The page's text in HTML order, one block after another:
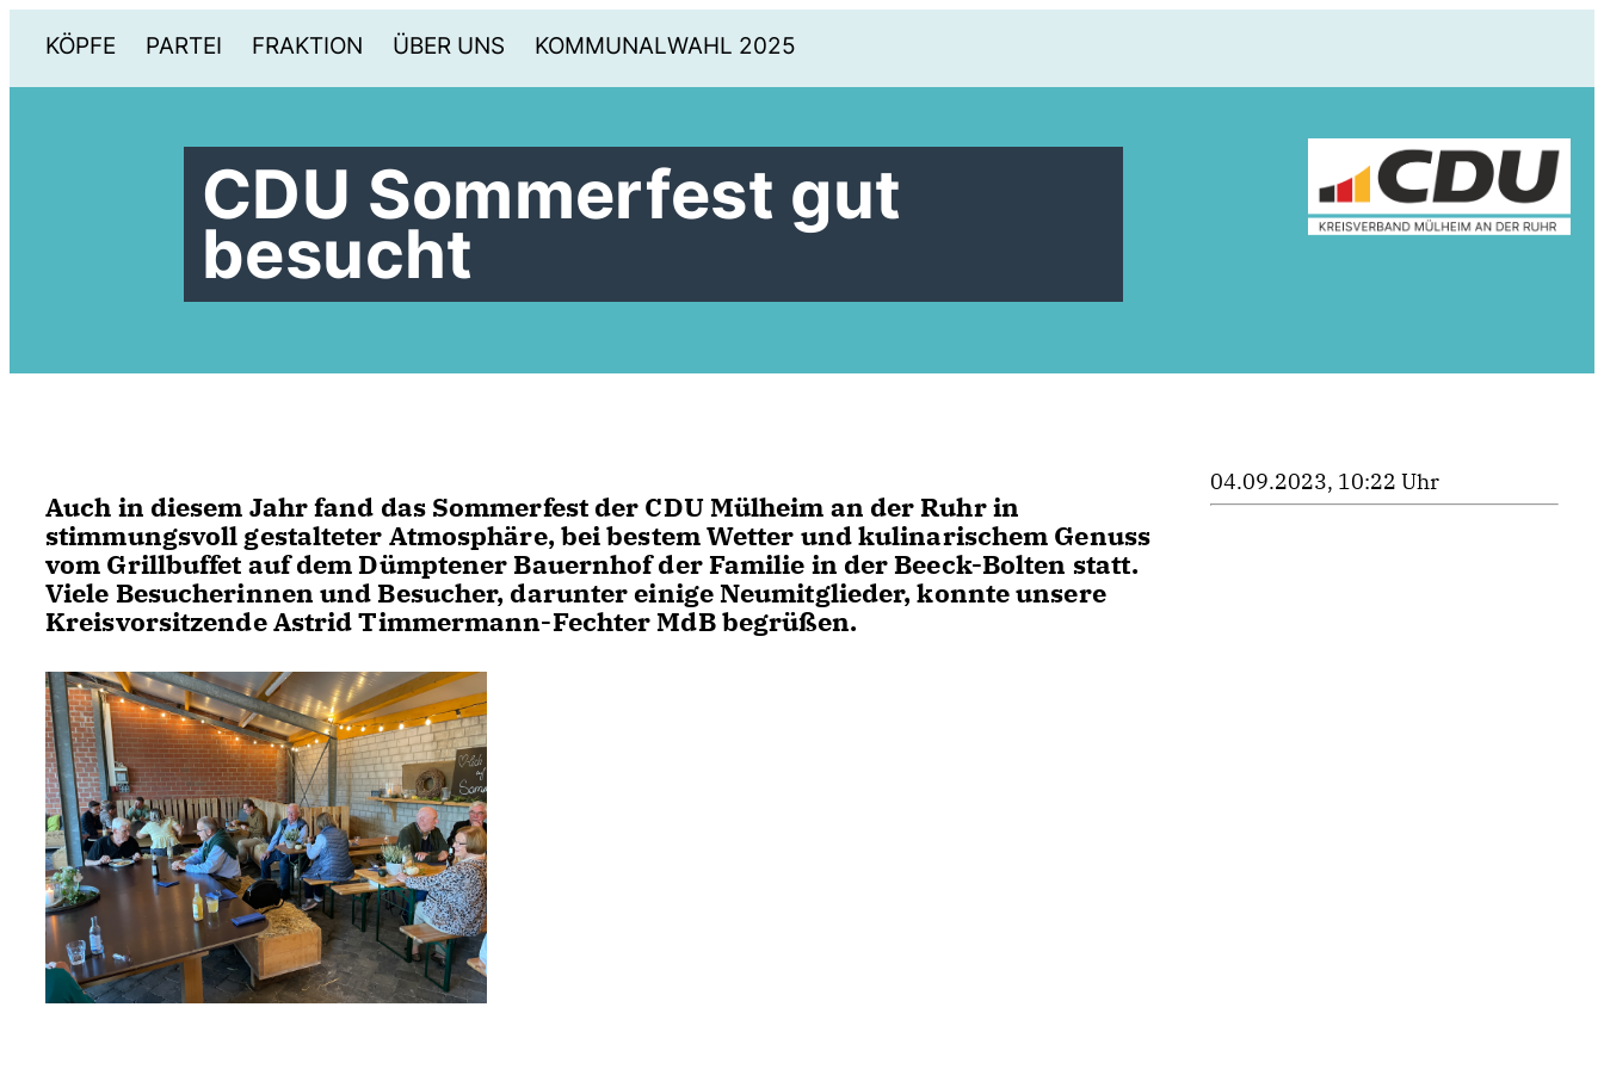
KÖPFE PARTEI FRAKTION ÜBER UNS KOMMUNALWAHL 2025
CDU Sommerfest gut
besucht
Auch in diesem Jahr fand das Sommerfest der CDU Mülheim an der Ruhr in
stimmungsvoll gestalteter Atmosphäre, bei bestem Wetter und kulinarischem Genuss
vom Grillbuffet auf dem Dümptener Bauernhof der Familie in der Beeck-Bolten statt.
Viele Besucherinnen und Besucher, darunter einige Neumitglieder, konnte unsere
Kreisvorsitzende Astrid Timmermann-Fechter MdB begrüßen.
04.09.2023, 10:22 Uhr